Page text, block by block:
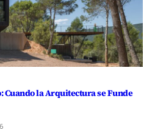
Cuando la Arquitectura se Funde